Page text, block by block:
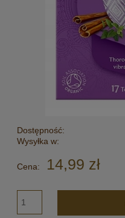
Dostępność:
Wysyłka w:
Cena: 14,99 zł